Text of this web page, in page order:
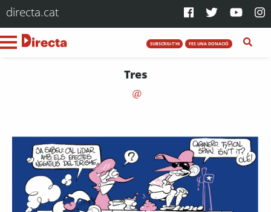
directa.cat
SUBSCRIU-T'HI FES UNA DONACIÓ
Tres